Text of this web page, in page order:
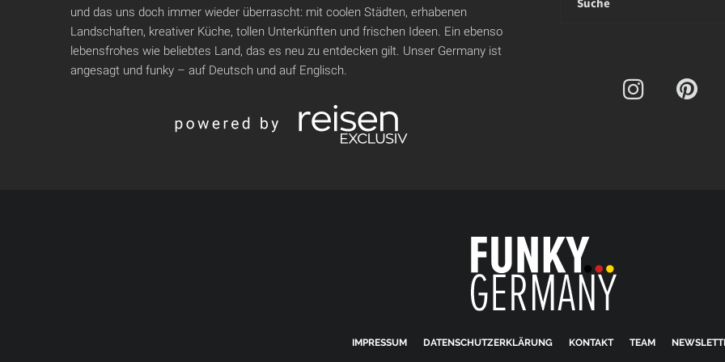
und das uns doch immer wieder überrascht: mit coolen Städten, erhabenen
Landschaften, kreativer Küche, tollen Unterkünften und frischen Ideen. Ein ebenso
lebensfrohes wie beliebtes Land, das es neu zu entdecken gilt. Unser Germany ist
angesagt und funky – auf Deutsch und auf Englisch.
IMPRESSUM DATENSCHUTZERKLÄRUNG KONTAKT TEAM